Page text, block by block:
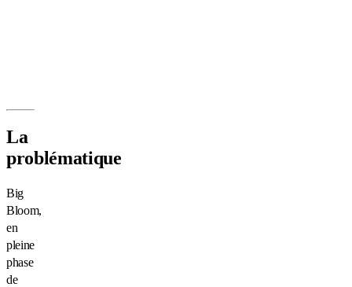
La
problématique
Big
Bloom,
en
pleine
phase
de